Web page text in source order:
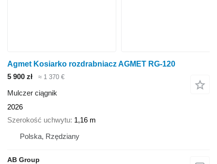
Agmet Kosiarko rozdrabniacz AGMET RG-120
5 900 zł
≈ 1 370 €
Mulczer ciągnik
2026
Szerokość uchwytu 1,16 m
Polska, Rzędziany
AB Group